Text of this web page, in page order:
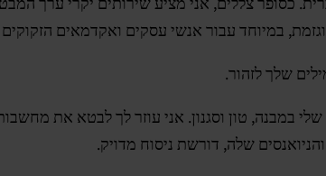
במיוחד עבור אנשי עסקים ואקדמאים הזקוקים
שלך לזהור.
במבנה, טון וסגנון. אני עוזר לך לבטא את
שלה, דורשת ניסוח מדויק.